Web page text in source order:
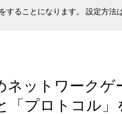
することになります。 設定方
ネットワークゲ
「プロトコル